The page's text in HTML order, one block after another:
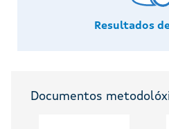
Resultados
Documentos